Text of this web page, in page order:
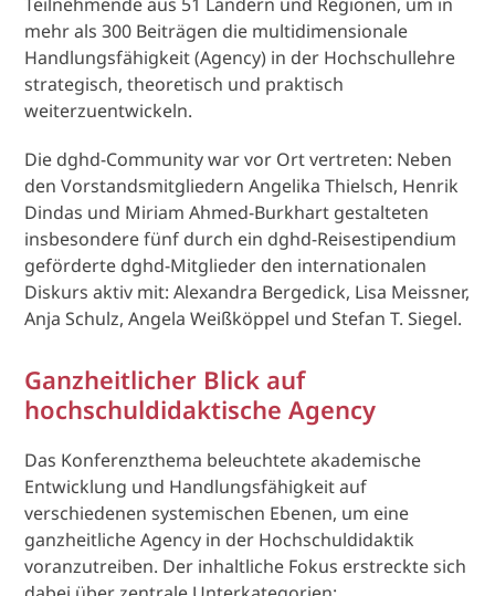
mehr als 300 Beiträgen die multidimensionale
Handlungsfähigkeit (Agency) in der Hochschullehre
strategisch, theoretisch und praktisch
weiterzuentwickeln.
Die dghd-Community war vor Ort vertreten: Neben
den Vorstandsmitgliedern Angelika Thielsch, Henrik
Dindas und Miriam Ahmed-Burkhart gestalteten
insbesondere fünf durch ein dghd-Reisestipendium
geförderte dghd-Mitglieder den internationalen
Diskurs aktiv mit: Alexandra Bergedick, Lisa Meissner,
Anja Schulz, Angela Weißköppel und Stefan T. Siegel.
Ganzheitlicher Blick auf
hochschuldidaktische Agency
Das Konferenzthema beleuchtete akademische
Entwicklung und Handlungsfähigkeit auf
verschiedenen systemischen Ebenen, um eine
ganzheitliche Agency in der Hochschuldidaktik
voranzutreiben. Der inhaltliche Fokus erstreckte sich